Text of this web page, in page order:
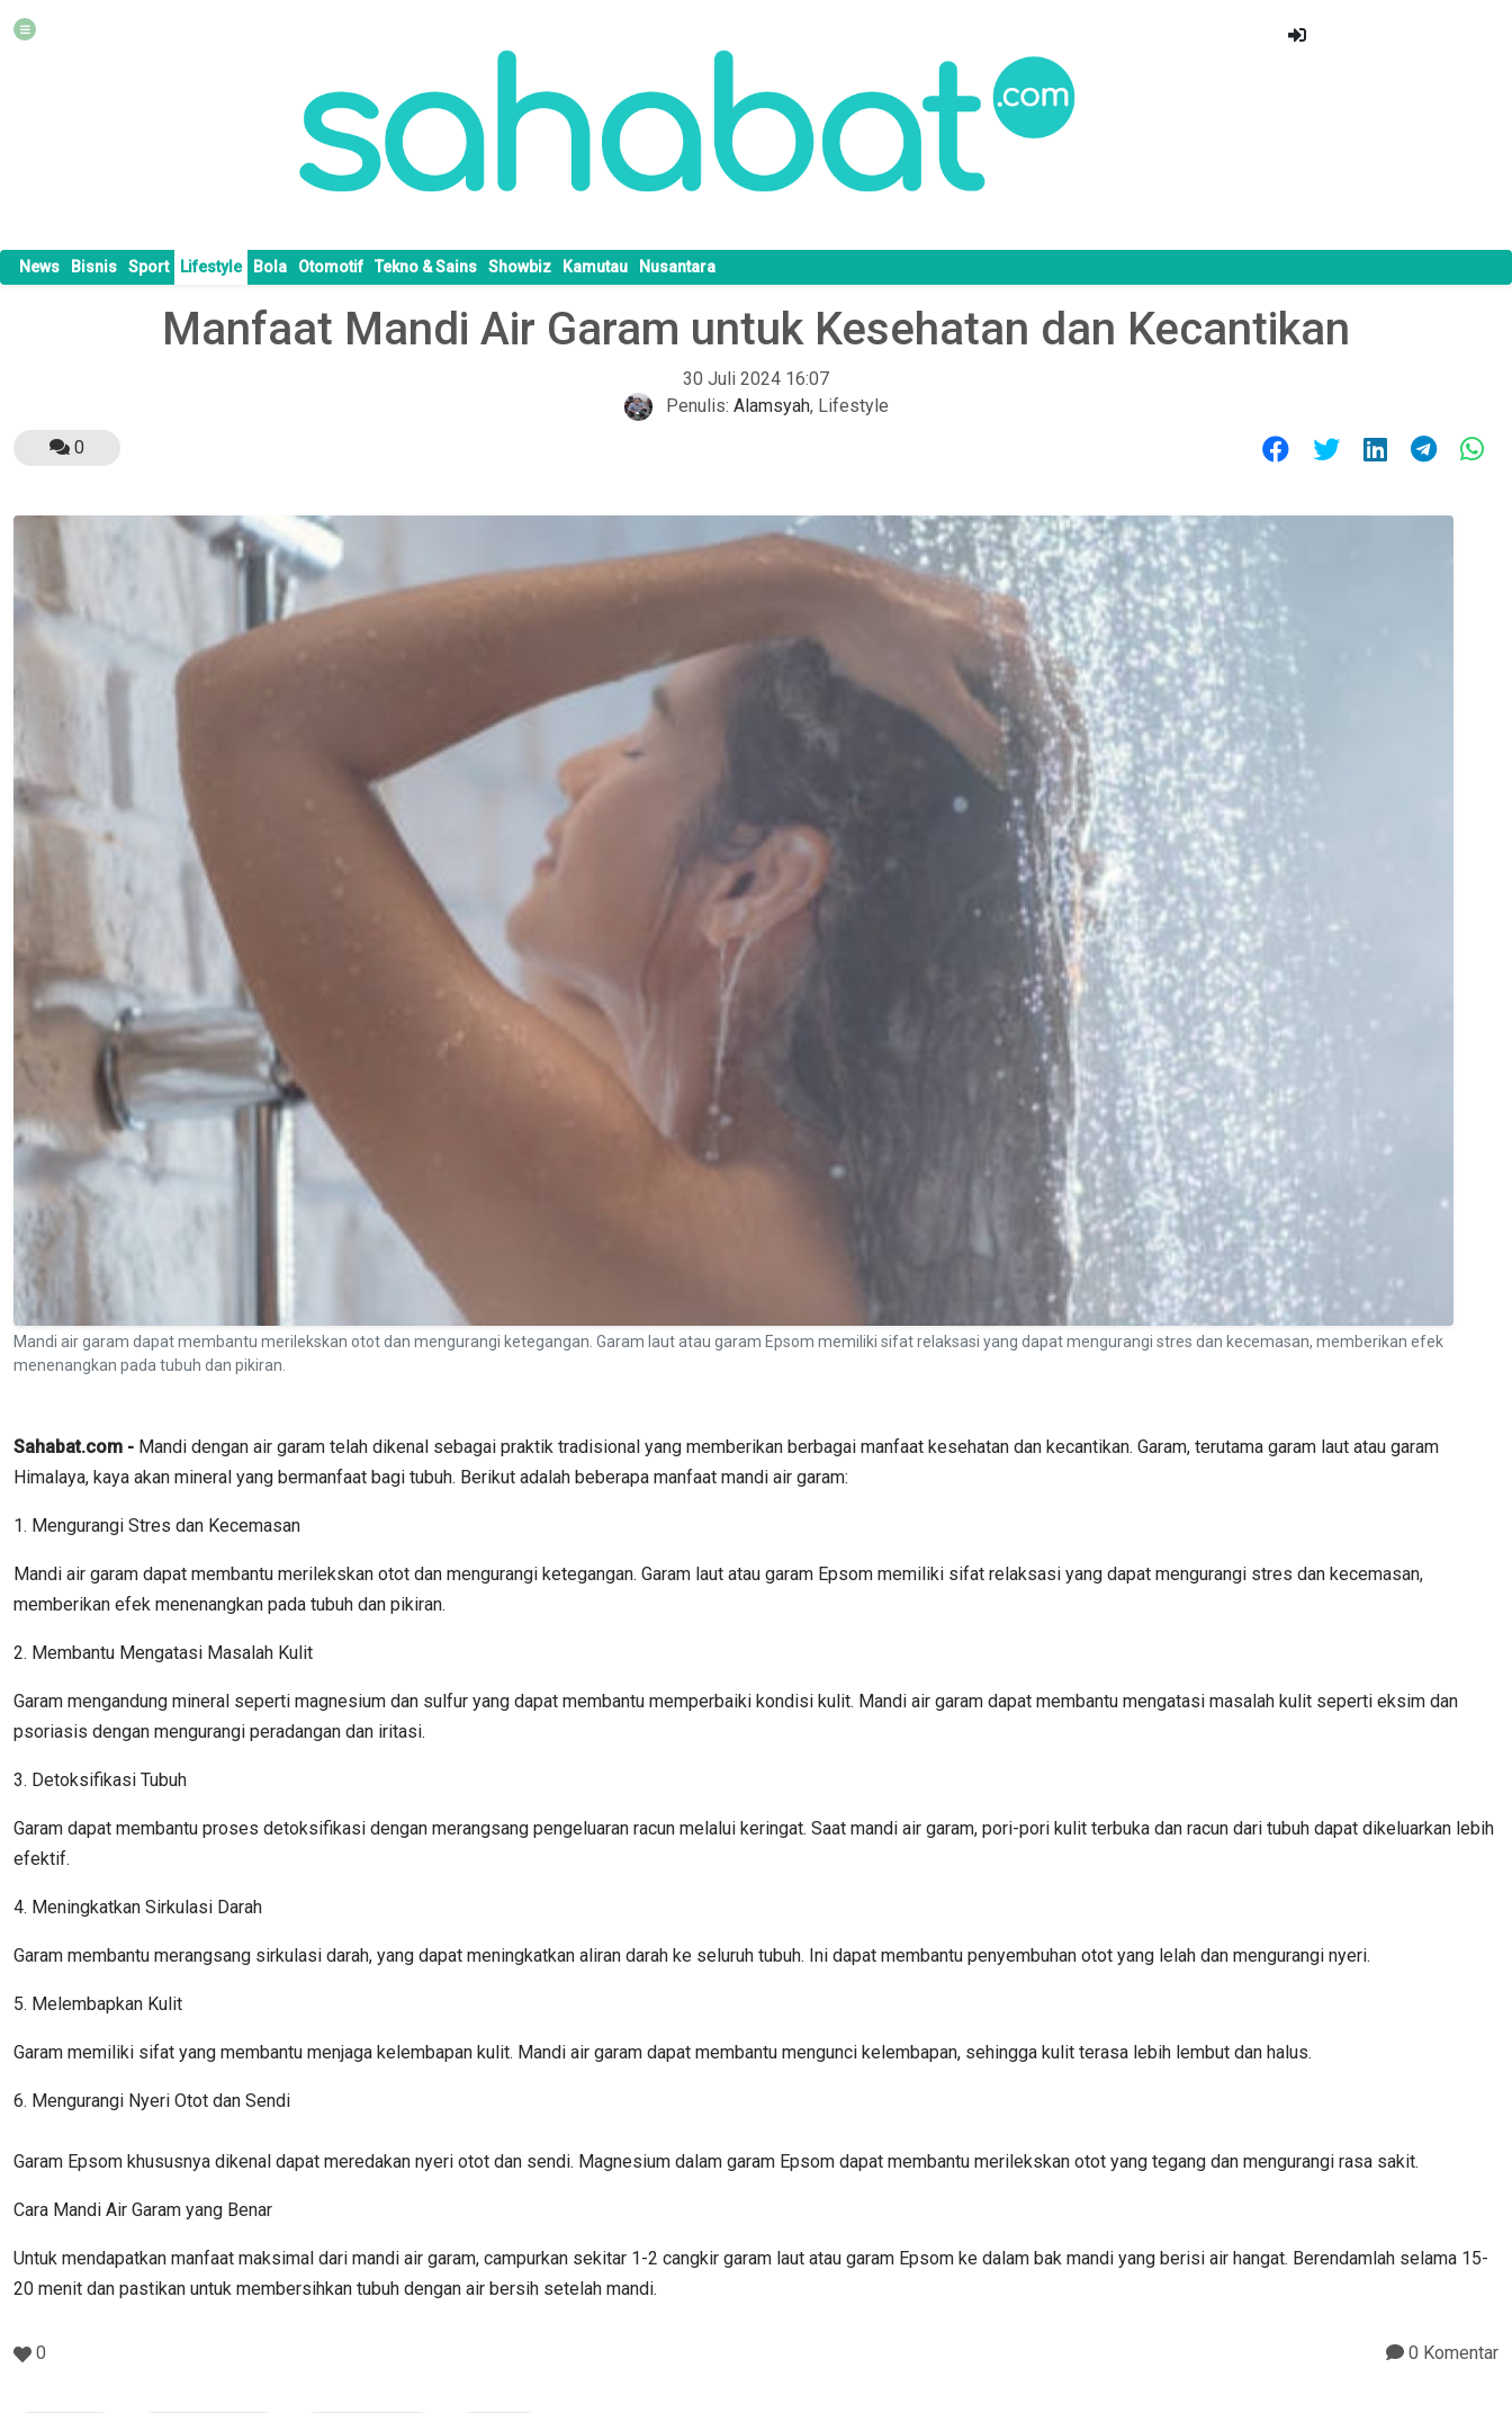
News Bisnis Sport Lifestyle Bola Otomotif Tekno & Sains Showbiz Kamutau Nusantara
Manfaat Mandi Air Garam untuk Kesehatan dan Kecantikan
30 Juli 2024 16:07
Penulis: Alamsyah, Lifestyle
0
Mandi air garam dapat membantu merilekskan otot dan mengurangi ketegangan. Garam laut atau garam Epsom memiliki sifat relaksasi yang dapat mengurangi stres dan kecemasan, memberikan efek
menenangkan pada tubuh dan pikiran.
Sahabat.com - Mandi dengan air garam telah dikenal sebagai praktik tradisional yang memberikan berbagai manfaat kesehatan dan kecantikan. Garam, terutama garam laut atau garam
Himalaya, kaya akan mineral yang bermanfaat bagi tubuh. Berikut adalah beberapa manfaat mandi air garam:
1. Mengurangi Stres dan Kecemasan
Mandi air garam dapat membantu merilekskan otot dan mengurangi ketegangan. Garam laut atau garam Epsom memiliki sifat relaksasi yang dapat mengurangi stres dan kecemasan,
memberikan efek menenangkan pada tubuh dan pikiran.
2. Membantu Mengatasi Masalah Kulit
Garam mengandung mineral seperti magnesium dan sulfur yang dapat membantu memperbaiki kondisi kulit. Mandi air garam dapat membantu mengatasi masalah kulit seperti eksim dan
psoriasis dengan mengurangi peradangan dan iritasi.
3. Detoksifikasi Tubuh
Garam dapat membantu proses detoksifikasi dengan merangsang pengeluaran racun melalui keringat. Saat mandi air garam, pori-pori kulit terbuka dan racun dari tubuh dapat dikeluarkan lebih
efektif.
4. Meningkatkan Sirkulasi Darah
Garam membantu merangsang sirkulasi darah, yang dapat meningkatkan aliran darah ke seluruh tubuh. Ini dapat membantu penyembuhan otot yang lelah dan mengurangi nyeri.
5. Melembapkan Kulit
Garam memiliki sifat yang membantu menjaga kelembapan kulit. Mandi air garam dapat membantu mengunci kelembapan, sehingga kulit terasa lebih lembut dan halus.
6. Mengurangi Nyeri Otot dan Sendi
Garam Epsom khususnya dikenal dapat meredakan nyeri otot dan sendi. Magnesium dalam garam Epsom dapat membantu merilekskan otot yang tegang dan mengurangi rasa sakit.
Cara Mandi Air Garam yang Benar
Untuk mendapatkan manfaat maksimal dari mandi air garam, campurkan sekitar 1-2 cangkir garam laut atau garam Epsom ke dalam bak mandi yang berisi air hangat. Berendamlah selama 15-
20 menit dan pastikan untuk membersihkan tubuh dengan air bersih setelah mandi.
0 0 Komentar